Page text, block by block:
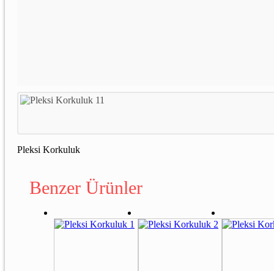
Pleksi Korkuluk
Benzer Ürünler